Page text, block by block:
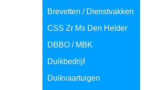
Brevetten / Dienstvakken
CSS Zr Ms Den Helder
DBBO / MBK
Duikbedrijf
Duikvaartuigen